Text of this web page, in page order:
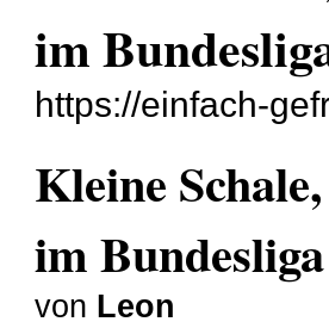
im
https://einfach-
Kleine
im
von Leon